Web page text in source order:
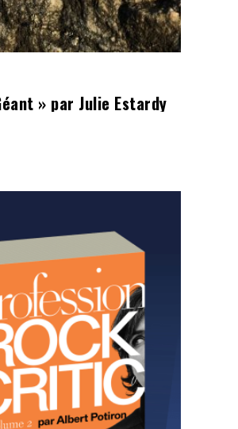
» par Julie Estardy